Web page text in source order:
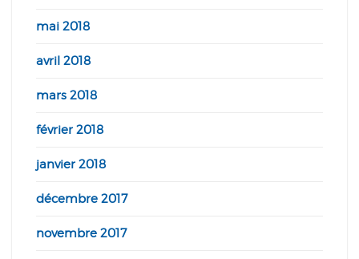
mai 2018
avril 2018
mars 2018
février 2018
janvier 2018
décembre 2017
novembre 2017